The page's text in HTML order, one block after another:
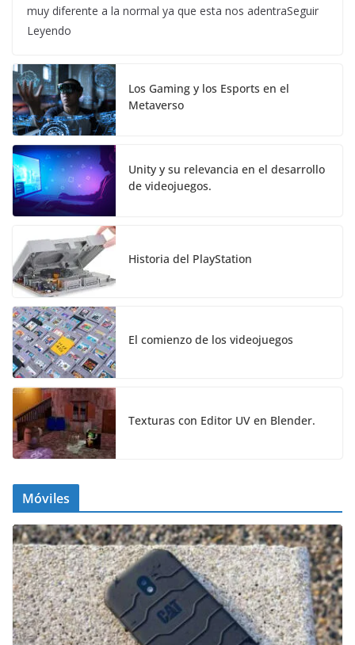
muy diferente a la normal ya que esta nos adentraSeguir
Leyendo
Los Gaming y los Esports en el
Metaverso
Unity y su relevancia en el desarrollo
de videojuegos.
Historia del PlayStation
El comienzo de los videojuegos
Texturas con Editor UV en Blender.
Móviles